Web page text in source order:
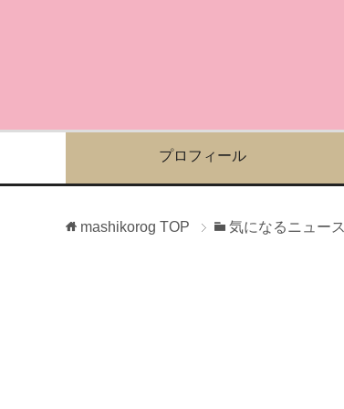
プロフィール
mashikorog TOP 気になるニュース